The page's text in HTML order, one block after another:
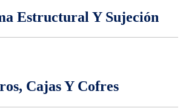
Estructural Y Sujeción
Cajas Y Cofres